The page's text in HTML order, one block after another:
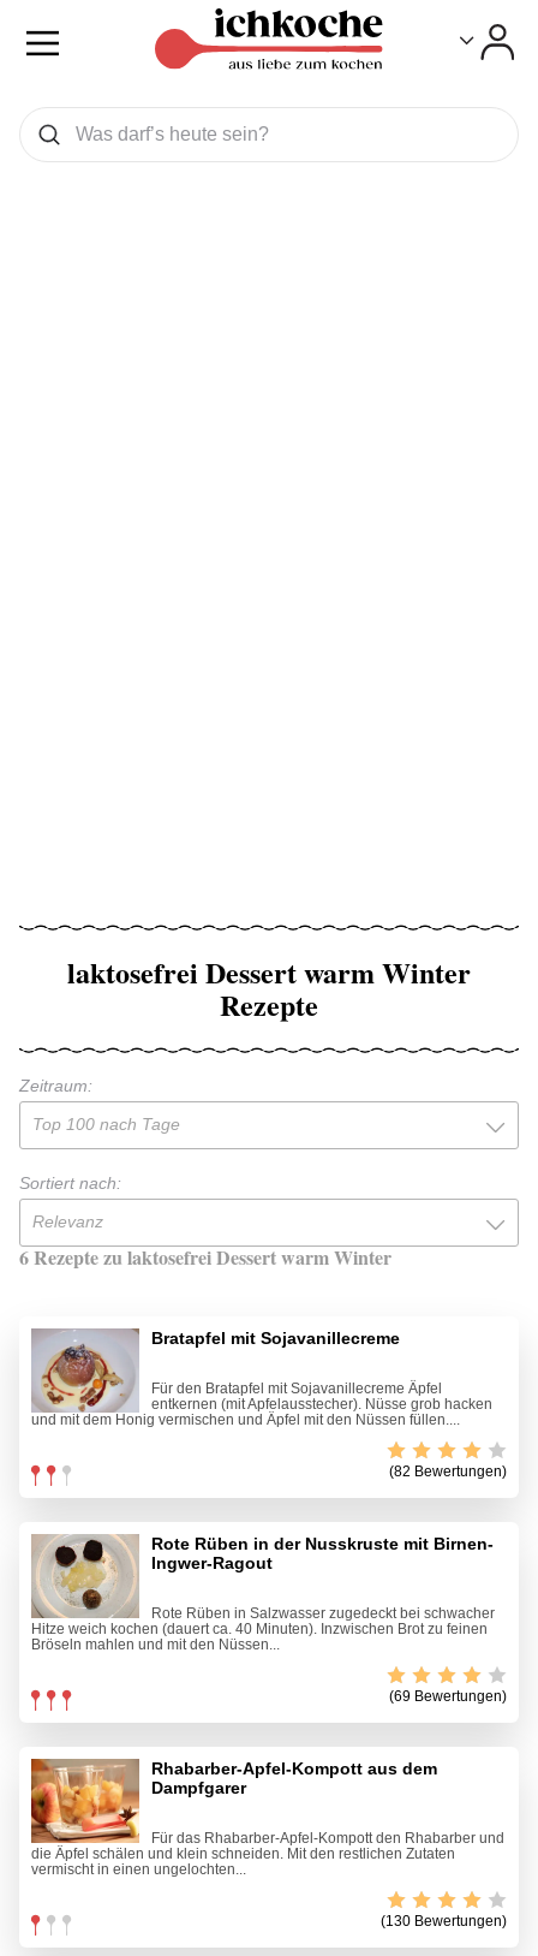
Was wollen Sie suchen
Suchen
laktosefrei Dessert warm Winter
Rezepte
Zeitraum:
Top 100 nach Tage
Sortiert nach:
Relevanz
6 Rezepte zu laktosefrei Dessert warm Winter
Bratapfel mit Sojavanillecreme
Für den Bratapfel mit Sojavanillecreme Äpfel
entkernen (mit Apfelausstecher). Nüsse grob hacken
und mit dem Honig vermischen und Äpfel mit den Nüssen füllen....
(82 Bewertungen)
Rote Rüben in der Nusskruste mit Birnen-
Ingwer-Ragout
Rote Rüben in Salzwasser zugedeckt bei schwacher
Hitze weich kochen (dauert ca. 40 Minuten). Inzwischen Brot zu feinen
Bröseln mahlen und mit den Nüssen...
(69 Bewertungen)
Rhabarber-Apfel-Kompott aus dem
Dampfgarer
Für das Rhabarber-Apfel-Kompott den Rhabarber und
die Äpfel schälen und klein schneiden. Mit den restlichen Zutaten
vermischt in einen ungelochten...
(130 Bewertungen)